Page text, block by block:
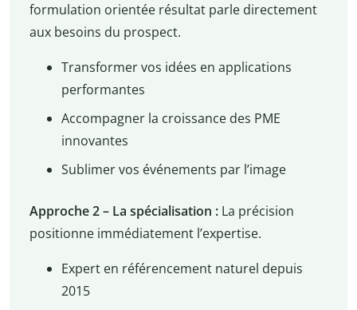
formulation orientée résultat parle directement
aux besoins du prospect.
Transformer vos idées en applications
performantes
Accompagner la croissance des PME
innovantes
Sublimer vos événements par l’image
Approche 2 – La spécialisation :La précision
positionne immédiatement l’expertise.
Expert en référencement naturel depuis
2015